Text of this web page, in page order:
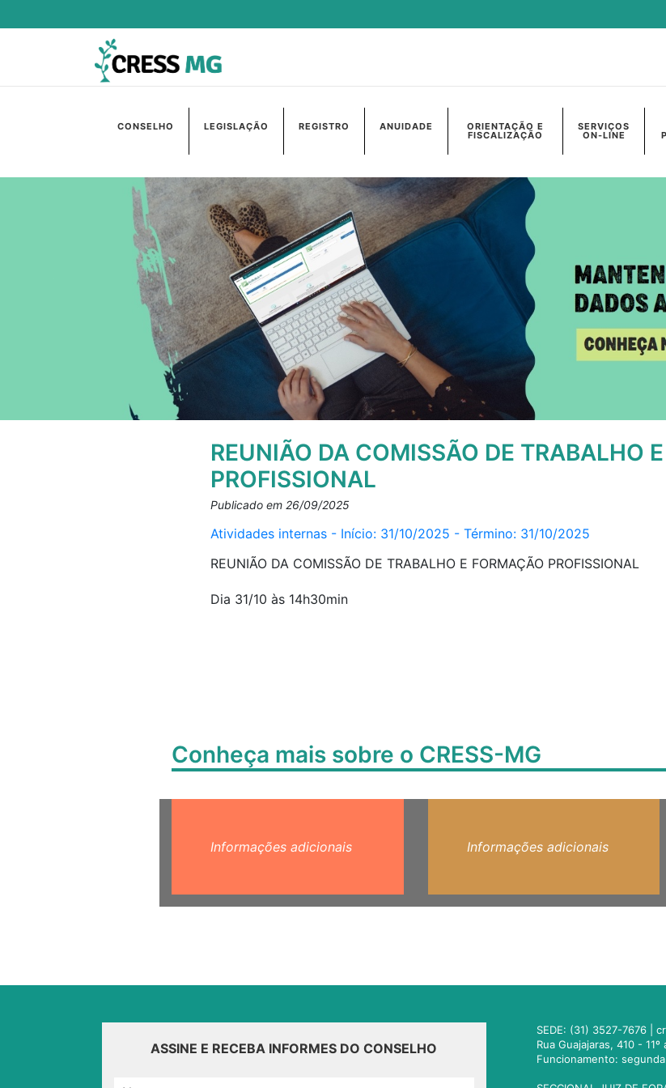
CONSELHO LEGISLAÇÃO REGISTRO ANUIDADE ORIENTAÇÃO E
FISCALIZAÇÃO
SERVIÇOS
ON-LINE
REUNIÃO DA COMISSÃO DE TRABALHO
PROFISSIONAL
Publicado em 26/09/2025
Atividades internas - Início: 31/10/2025 - Término: 31/10/2025
REUNIÃO DA COMISSÃO DE TRABALHO E FORMAÇÃO PROFISSIONAL
Dia 31/10 às 14h30min
Conheça mais sobre o CRESS-MG
Informações adicionais Informações adicionais
ASSINE E RECEBA INFORMES DO CONSELHO
SEDE: (31) 3527-7676 |
Rua Guajajaras, 410 -
Funcionamento: